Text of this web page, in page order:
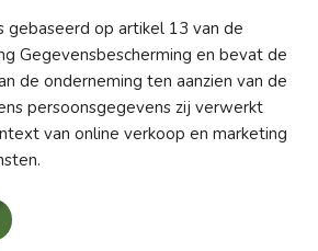
gebaseerd op artikel 13 van de
Gegevensbescherming en bevat de
de onderneming ten aanzien van de
persoonsgegevens zij verwerkt
van online verkoop en marketing